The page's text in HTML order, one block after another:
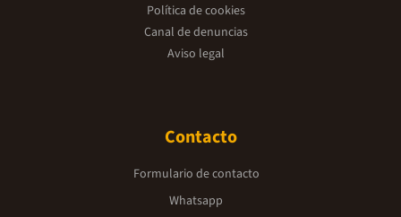
Política de cookies
Canal de denuncias
Aviso legal
Contacto
Formulario de contacto
Whatsapp